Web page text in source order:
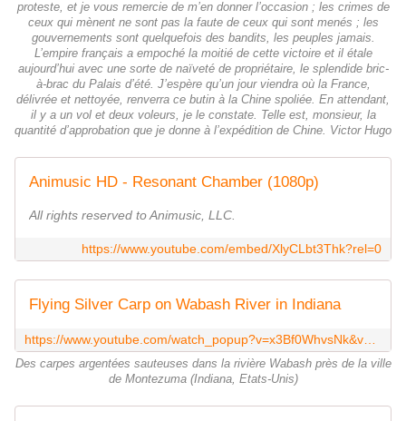
proteste, et je vous remercie de m’en donner l’occasion ; les crimes de
ceux qui mènent ne sont pas la faute de ceux qui sont menés ; les
gouvernements sont quelquefois des bandits, les peuples jamais.
L’empire français a empoché la moitié de cette victoire et il étale
aujourd’hui avec une sorte de naïveté de propriétaire, le splendide bric-
à-brac du Palais d’été. J’espère qu’un jour viendra où la France,
délivrée et nettoyée, renverra ce butin à la Chine spoliée. En attendant,
il y a un vol et deux voleurs, je le constate. Telle est, monsieur, la
quantité d’approbation que je donne à l’expédition de Chine. Victor Hugo
Animusic HD - Resonant Chamber (1080p)
All rights reserved to Animusic, LLC.
https://www.youtube.com/embed/XlyCLbt3Thk?rel=0
Flying Silver Carp on Wabash River in Indiana
Des carpes argentées sauteuses dans la rivière Wabash près de la ville
de Montezuma (Indiana, Etats-Unis)